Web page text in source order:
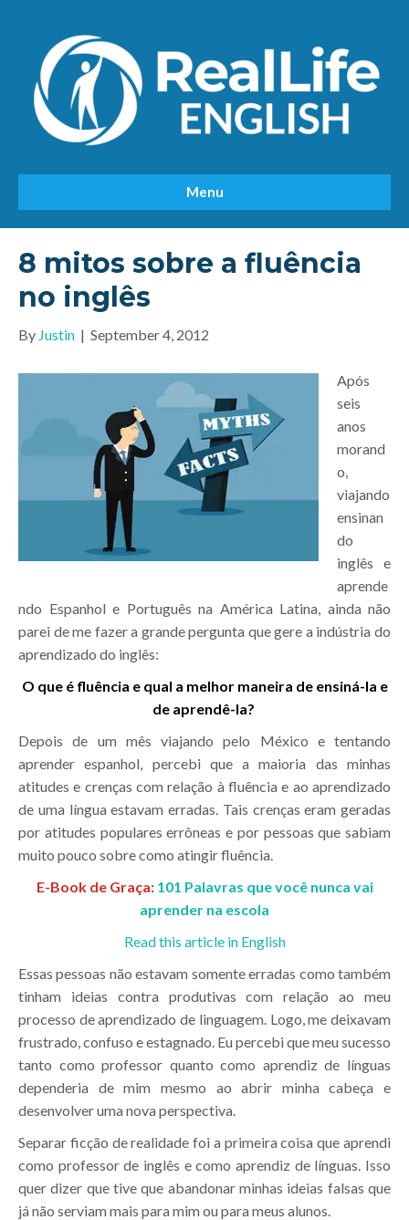
Menu
8 mitos sobre a fluência
no inglês
By Justin | September 4, 2012
Após
seis
anos
morand
o,
viajando
ensinan
do
inglês e
aprende
ndo Espanhol e Português na América Latina, ainda não
parei de me fazer a grande pergunta que gere a indústria do
aprendizado do inglês:
O que é fluência e qual a melhor maneira de ensiná-la e
de aprendê-la?
Depois de um mês viajando pelo México e tentando
aprender espanhol, percebi que a maioria das minhas
atitudes e crenças com relação à fluência e ao aprendizado
de uma língua estavam erradas. Tais crenças eram geradas
por atitudes populares errôneas e por pessoas que sabiam
muito pouco sobre como atingir fluência.
E-Book de Graça: 101 Palavras que você nunca vai
aprender na escola
Read this article in English
Essas pessoas não estavam somente erradas como também
tinham ideias contra produtivas com relação ao meu
processo de aprendizado de linguagem. Logo, me deixavam
frustrado, confuso e estagnado. Eu percebi que meu sucesso
tanto como professor quanto como aprendiz de línguas
dependeria de mim mesmo ao abrir minha cabeça e
desenvolver uma nova perspectiva.
Separar ficção de realidade foi a primeira coisa que aprendi
como professor de inglês e como aprendiz de línguas. Isso
quer dizer que tive que abandonar minhas ideias falsas que
já não serviam mais para mim ou para meus alunos.